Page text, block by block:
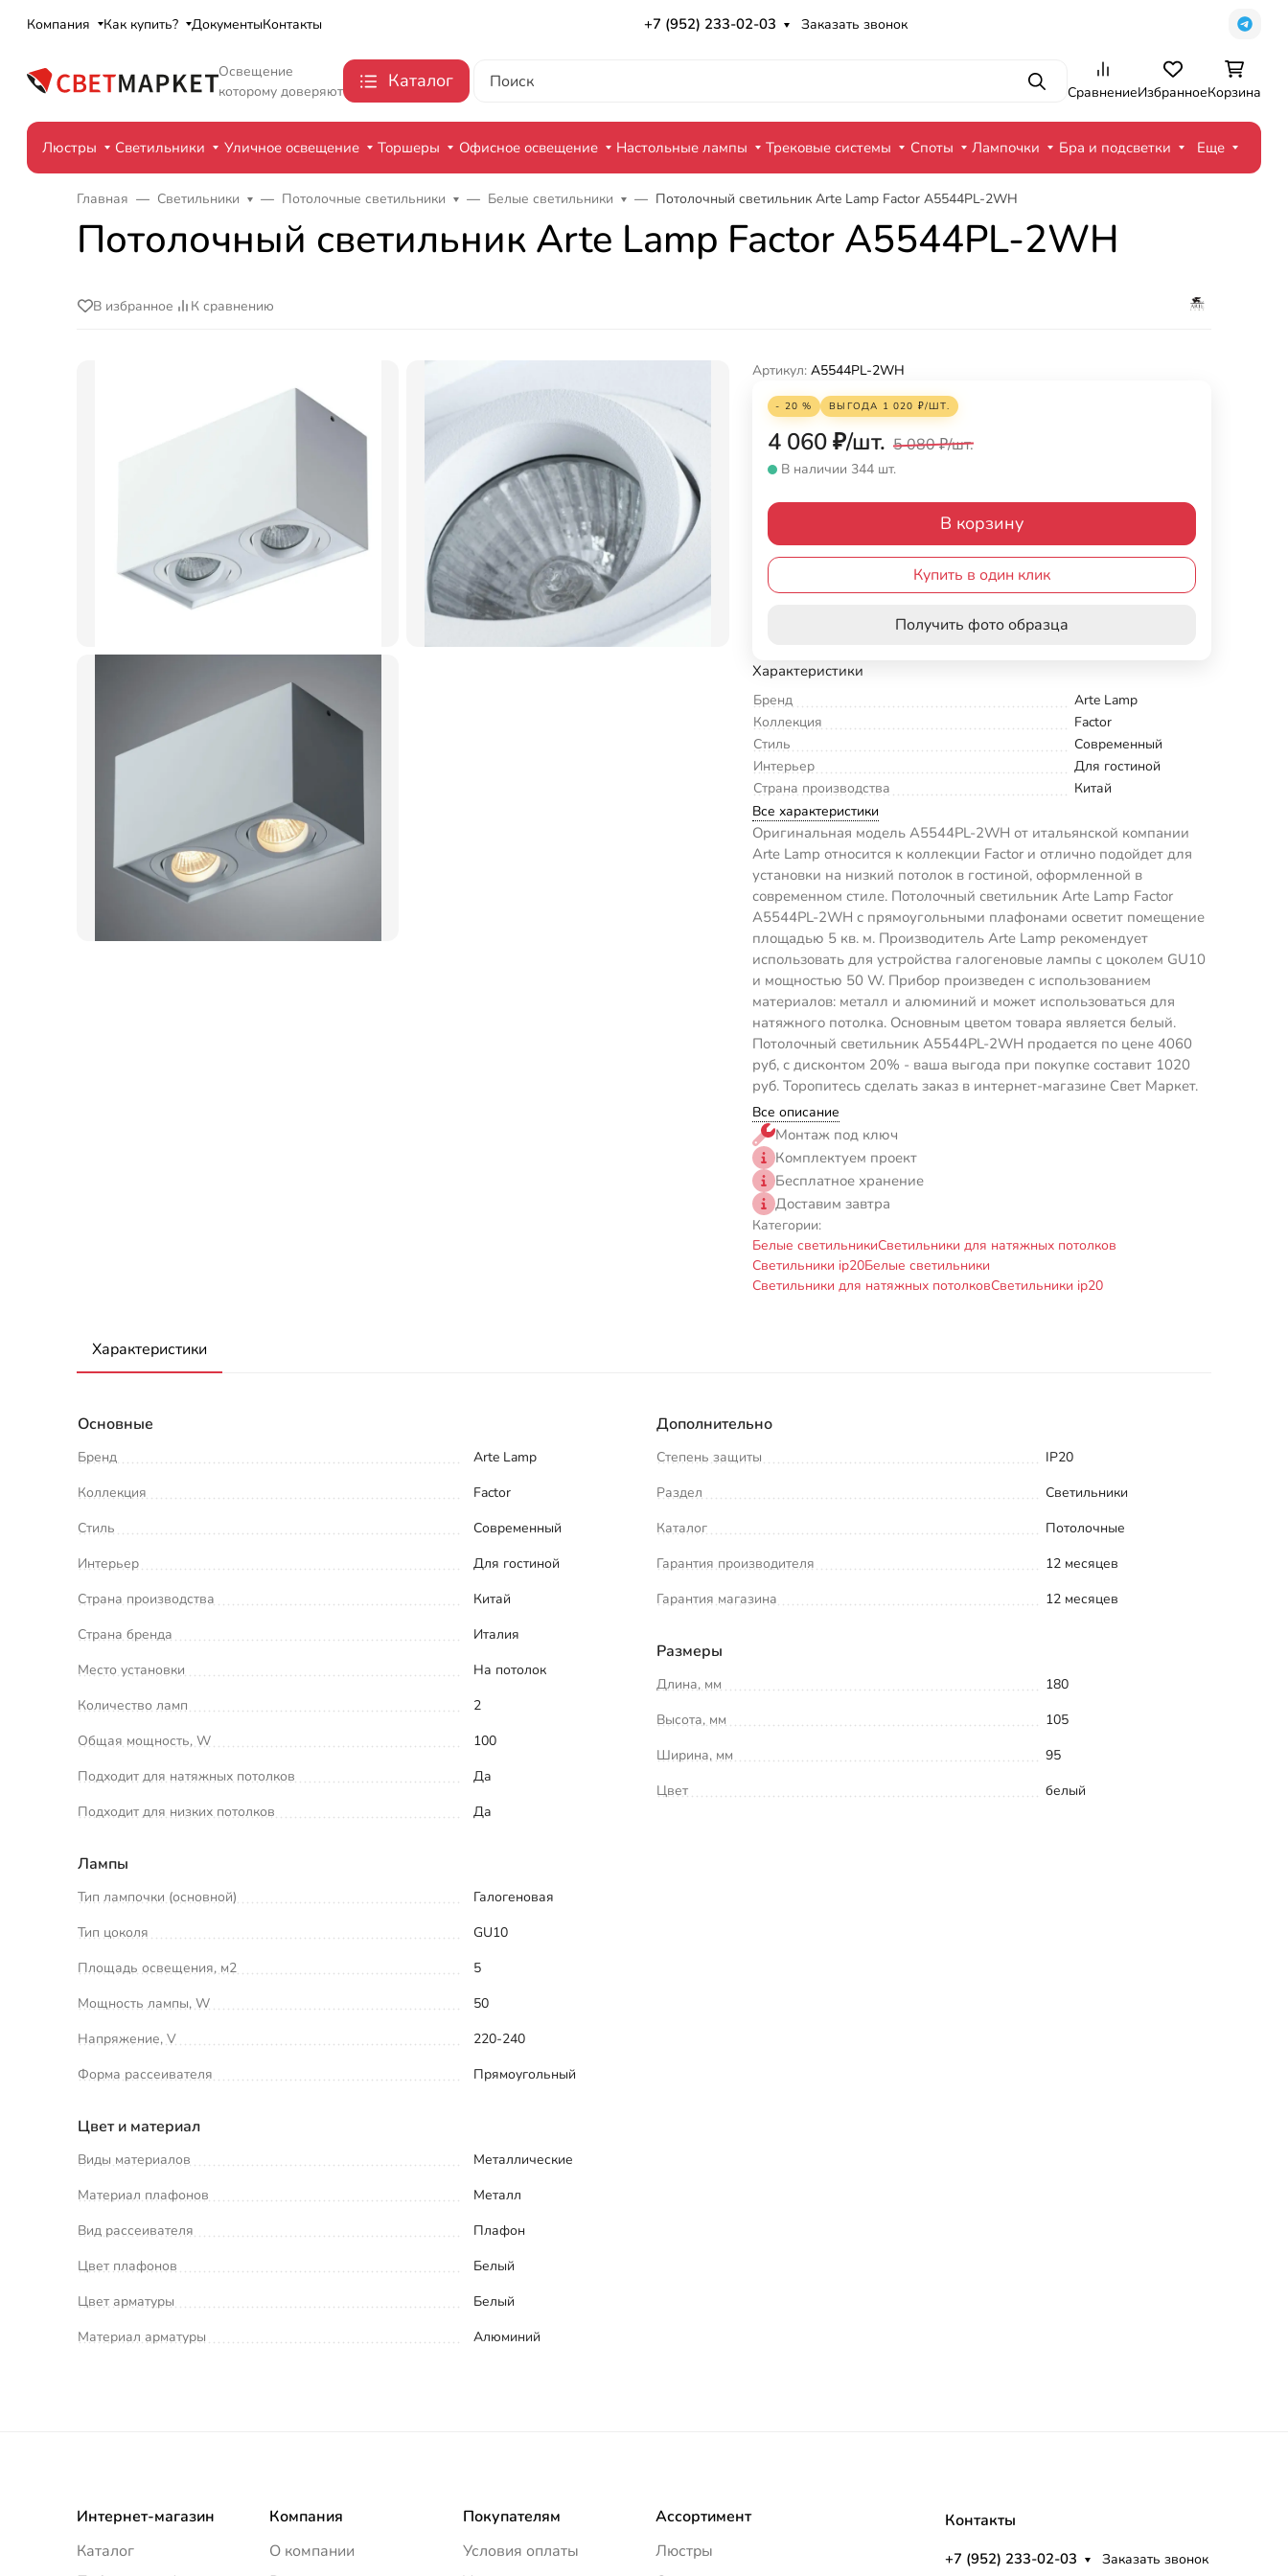
Компания Как купить? ДокументыКонтакты +7 (952) 233-02-03 Заказать звонок
Освещение
которому доверяют
Каталог ПоискСравнениеИзбранноеКорзина
Люстры Светильники Уличное освещение Торшеры Офисное освещение Настольные лампы Трековые системы Споты Лампочки Бра и подсветки Еще
Главная Светильники Потолочные светильники Белые светильники Потолочный светильник Arte Lamp Factor A5544PL-2WH
Потолочный светильник Arte Lamp Factor A5544PL-2WH
В избранное К сравнению
Артикул: A5544PL-2WH
- 20 % ВЫГОДА 1 020 ₽/ШТ.
4 060₽/шт. 5 080₽/шт.
В наличии 344 шт.
В корзину
Купить в один клик
Получить фото образца
Характеристики
Бренд
Arte Lamp
Коллекция
Factor
Стиль
Современный
Интерьер
Для гостиной
Страна производства
Китай
Все характеристики
Оригинальная модель A5544PL-2WH от итальянской компании
Arte Lamp относится к коллекции Factor и отлично подойдет для
установки на низкий потолок в гостиной, оформленной в
современном стиле. Потолочный светильник Arte Lamp Factor
A5544PL-2WH с прямоугольными плафонами осветит помещение
площадью 5 кв. м. Производитель Arte Lamp рекомендует
использовать для устройства галогеновые лампы с цоколем GU10
и мощностью 50 W. Прибор произведен с использованием
материалов: металл и алюминий и может использоваться для
натяжного потолка. Основным цветом товара является белый.
Потолочный светильник A5544PL-2WH продается по цене 4060
руб, с дисконтом 20% - ваша выгода при покупке составит 1020
руб. Торопитесь сделать заказ в интернет-магазине Свет Маркет.
Все описание
Монтаж под ключ
Комплектуем проект
Бесплатное хранение
Доставим завтра
Категории:
Белые светильникиСветильники для натяжных потолков
Светильники ip20Белые светильники
Светильники для натяжных потолковСветильники ip20
Характеристики
Основные
Бренд
Arte Lamp
Коллекция
Factor
Стиль
Современный
Интерьер
Для гостиной
Страна производства
Китай
Страна бренда
Италия
Место установки
На потолок
Количество ламп
2
Общая мощность, W
100
Подходит для натяжных потолков
Да
Подходит для низких потолков
Да
Лампы
Тип лампочки (основной)
Галогеновая
Тип цоколя
GU10
Площадь освещения, м2
5
Мощность лампы, W
50
Напряжение, V
220-240
Форма рассеивателя
Прямоугольный
Цвет и материал
Виды материалов
Металлические
Материал плафонов
Металл
Вид рассеивателя
Плафон
Цвет плафонов
Белый
Цвет арматуры
Белый
Материал арматуры
Алюминий
Дополнительно
Степень защиты
IP20
Раздел
Светильники
Каталог
Потолочные
Гарантия производителя
12 месяцев
Гарантия магазина
12 месяцев
Размеры
Длина, мм
180
Высота, мм
105
Ширина, мм
95
Цвет
белый
Интернет-магазин
Каталог
Компания
О компании
Покупателям
Условия оплаты
Ассортимент
Люстры
Контакты
+7 (952) 233-02-03 Заказать звонок